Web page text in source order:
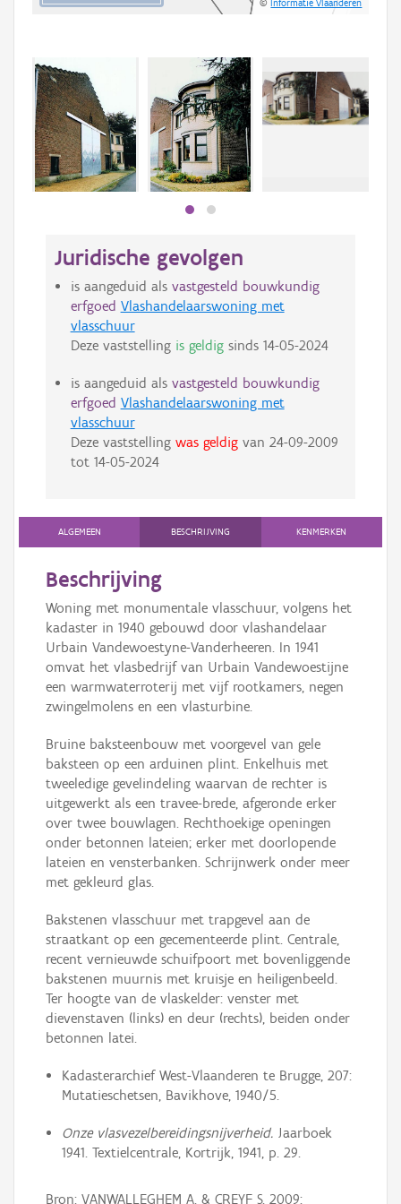
©Informatie Vlaanderen
Juridische gevolgen
is aangeduid als vastgesteld bouwkundig
erfgoed Vlashandelaarswoning met
vlasschuur
Deze vaststelling is geldigsinds 14-05-2024
is aangeduid als vastgesteld bouwkundig
erfgoed Vlashandelaarswoning met
vlasschuur
Deze vaststelling was geldigvan 24-09-2009
tot 14-05-2024
ALGEMEEN BESCHRIJVING KENMERKEN
Beschrijving
Woning met monumentale vlasschuur, volgens het
kadaster in 1940 gebouwd door vlashandelaar
Urbain Vandewoestyne-Vanderheeren. In 1941
omvat het vlasbedrijf van Urbain Vandewoestijne
een warmwaterroterij met vijf rootkamers, negen
zwingelmolens en een vlasturbine.
Bruine baksteenbouw met voorgevel van gele
baksteen op een arduinen plint. Enkelhuis met
tweeledige gevelindeling waarvan de rechter is
uitgewerkt als een travee-brede, afgeronde erker
over twee bouwlagen. Rechthoekige openingen
onder betonnen lateien; erker met doorlopende
lateien en vensterbanken. Schrijnwerk onder meer
met gekleurd glas.
Bakstenen vlasschuur met trapgevel aan de
straatkant op een gecementeerde plint. Centrale,
recent vernieuwde schuifpoort met bovenliggende
bakstenen muurnis met kruisje en heiligenbeeld.
Ter hoogte van de vlaskelder: venster met
dievenstaven (links) en deur (rechts), beiden onder
betonnen latei.
Kadasterarchief West-Vlaanderen te Brugge, 207:
Mutatieschetsen, Bavikhove, 1940/5.
Onze vlasvezelbereidingsnijverheid.Jaarboek
1941. Textielcentrale, Kortrijk, 1941, p. 29.
Bron: VANWALLEGHEM A. & CREYF S. 2009: